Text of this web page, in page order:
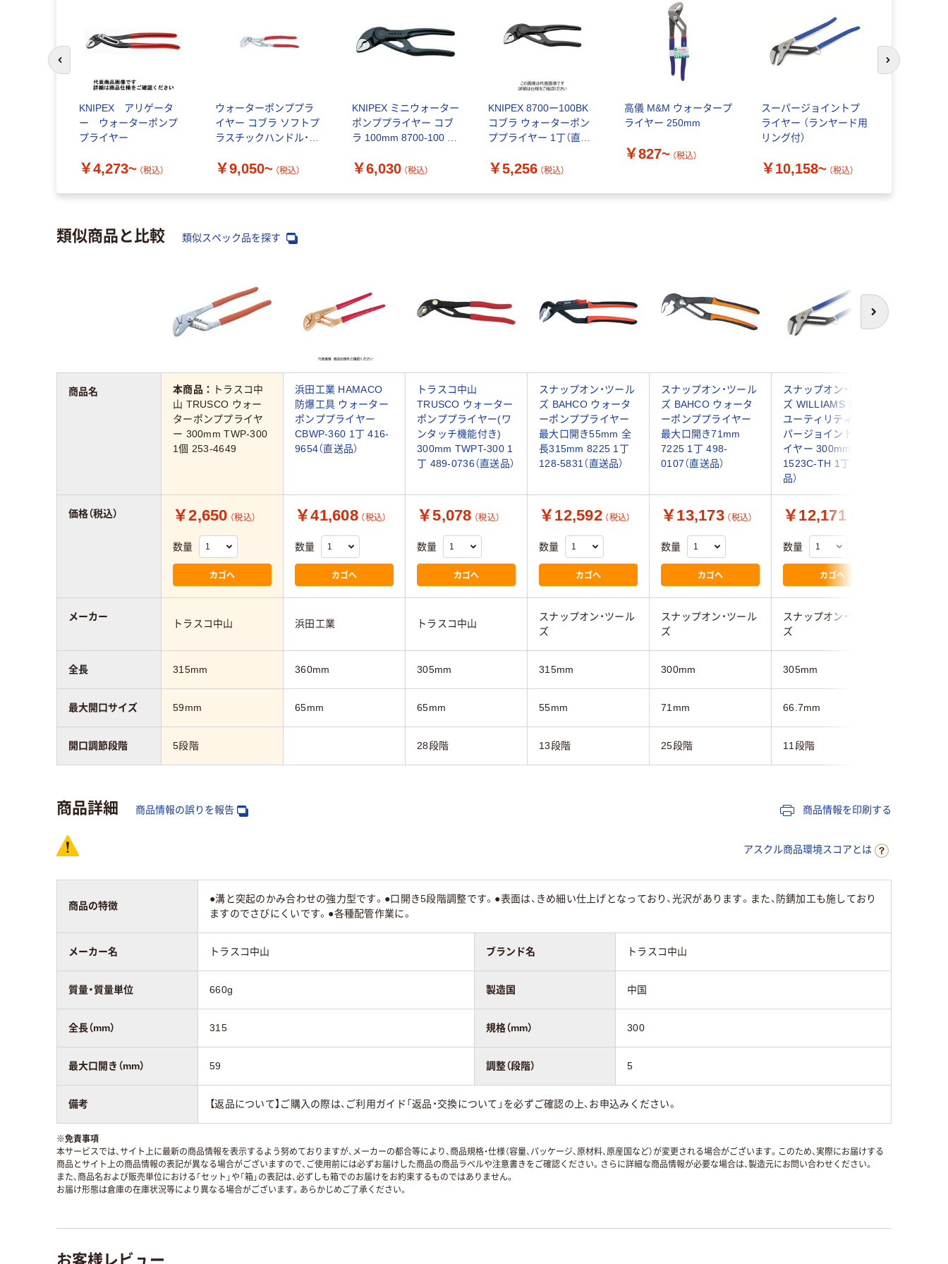
KNIPEX アリゲータ
ー ウォーターポンプ
プライヤー
￥4,273~ （税込）
ウォーターポンププラ
イヤー コブラ ソフトプ
ラスチックハンドル・表
イプ
￥9,050~ （税込）
KNIPEX ミニウォーター
ポンププライヤー コブ
ラ 100mm 8700-100 1
￥6,030 （税込）
KNIPEX 8700ー100BK
コブラ ウォーターポン
ププライヤー 1丁（直送
￥5,256 （税込）
高儀 M&M ウォータープ
ライヤー 250mm
￥827~ （税込）
スーパージョイントプ
ライヤー （ランヤード用
リング付）
￥10,158~ （税込）
次のスライド
類似商品と比較 類似スペック品を探す
次へ
本商品：
トラスコ中
山 TRUSCO ウォー
ターポンププライヤ
ー 300mm TWP-300
1個 253-4649
浜田工業 HAMACO
防爆工具 ウォーター
ポンププライヤー
CBWP-360 1丁 416-
9654（直送品）
トラスコ中山
TRUSCO ウォーター
ポンププライヤー(ワ
ンタッチ機能付き)
300mm TWPT-300 1
丁 489-0736（直送品）
スナップオン・ツール
ズ BAHCO ウォータ
ーポンププライヤー
最大口開き55mm 全
長315mm 8225 1丁
128-5831（直送品）
スナップオン・ツール
ズ BAHCO ウォータ
ーポンププライヤー
最大口開き71mm
7225 1丁 498-
0107（直送品）
スナップオン・ツール
ズ WILLIAMS 高所用
ユーティリティスー
パージョイントプラ
イヤー 300mm PL-
1523C-TH 1丁（直送
品）
￥2,650 （税込）
数量
カゴへ
￥41,608 （税込）
数量
カゴへ
￥5,078 （税込）
数量
カゴへ
￥12,592 （税込）
数量
カゴへ
￥13,173 （税込）
数量
カゴへ
￥12,171
数量
カゴへ
トラスコ中山 浜田工業 トラスコ中山
スナップオン・ツール
ズ
スナップオン・ツール
ズ
スナップオン・ツール
ズ
315mm 360mm 305mm 315mm 300mm 305mm
59mm 65mm 65mm 55mm 71mm 66.7mm
5段階 28段階 13段階 25段階 11段階
商品名
価格（税込）
メーカー
全長
最大開口サイズ
開口調節段階
商品詳細 商品情報の誤りを報告 商品情報を印刷する
アスクル商品環境スコアとは
商品の特徴
●溝と突起のかみ合わせの強力型です。●口開き5段階調整です。●表面は、きめ細い仕上げとなっており、光沢があります。また、防錆加工も施しており
ますのでさびにくいです。●各種配管作業に。
メーカー名 トラスコ中山 ブランド名 トラスコ中山
質量・質量単位 660g 製造国 中国
全長（mm） 315 規格（mm） 300
最大口開き（mm） 59 調整（段階） 5
備考 【返品について】ご購入の際は、ご利用ガイド「返品・交換について」を必ずご確認の上、お申込みください。
※免責事項
本サービスでは、サイト上に最新の商品情報を表示するよう努めておりますが、メーカーの都合等により、商品規格・仕様（容量、パッケージ、原材料、原産国など）が変更される場合がございます。このため、実際にお届けする
商品とサイト上の商品情報の表記が異なる場合がございますので、ご使用前には必ずお届けした商品の商品ラベルや注意書きをご確認ください。さらに詳細な商品情報が必要な場合は、製造元にお問い合わせください。
また、商品名および販売単位における「セット」や「箱」の表記は、必ずしも箱でのお届けをお約束するものではありません。
お届け形態は倉庫の在庫状況等により異なる場合がございます。あらかじめご了承ください。
お客様レビュー